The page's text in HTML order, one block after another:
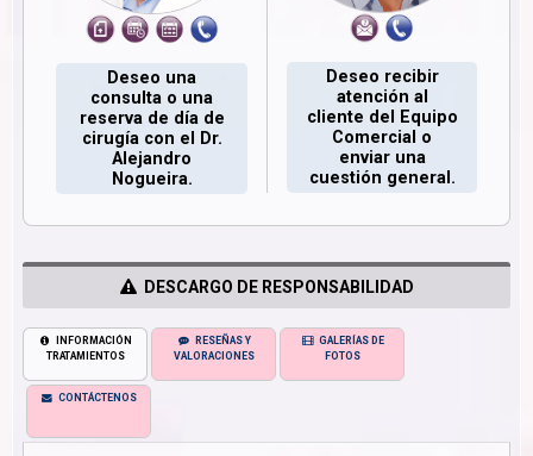
Deseo una
consulta o una
reserva de día de
cirugía con el Dr.
Alejandro
Nogueira.
Deseo recibir
atención al
cliente del Equipo
Comercial o
enviar una
cuestión general.
DESCARGO DE RESPONSABILIDAD
INFORMACIÓN
TRATAMIENTOS
RESEÑAS Y
VALORACIONES
GALERÍAS DE
FOTOS
CONTÁCTENOS